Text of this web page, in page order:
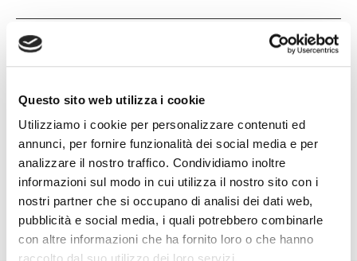
Questo sito web utilizza i cookie
Utilizziamo i cookie per personalizzare contenuti ed
annunci, per fornire funzionalità dei social media e per
analizzare il nostro traffico. Condividiamo inoltre
informazioni sul modo in cui utilizza il nostro sito con i
nostri partner che si occupano di analisi dei dati web,
pubblicità e social media, i quali potrebbero combinarle
con altre informazioni che ha fornito loro o che hanno
26 MAGGIO 2026
Download